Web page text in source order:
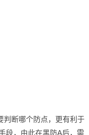
判断哪个防点，更有利于
段，由此在黑防A后，需